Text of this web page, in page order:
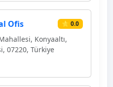
Ofis ⭐ 0.0
Konyaaltı,
07220, Türkiye